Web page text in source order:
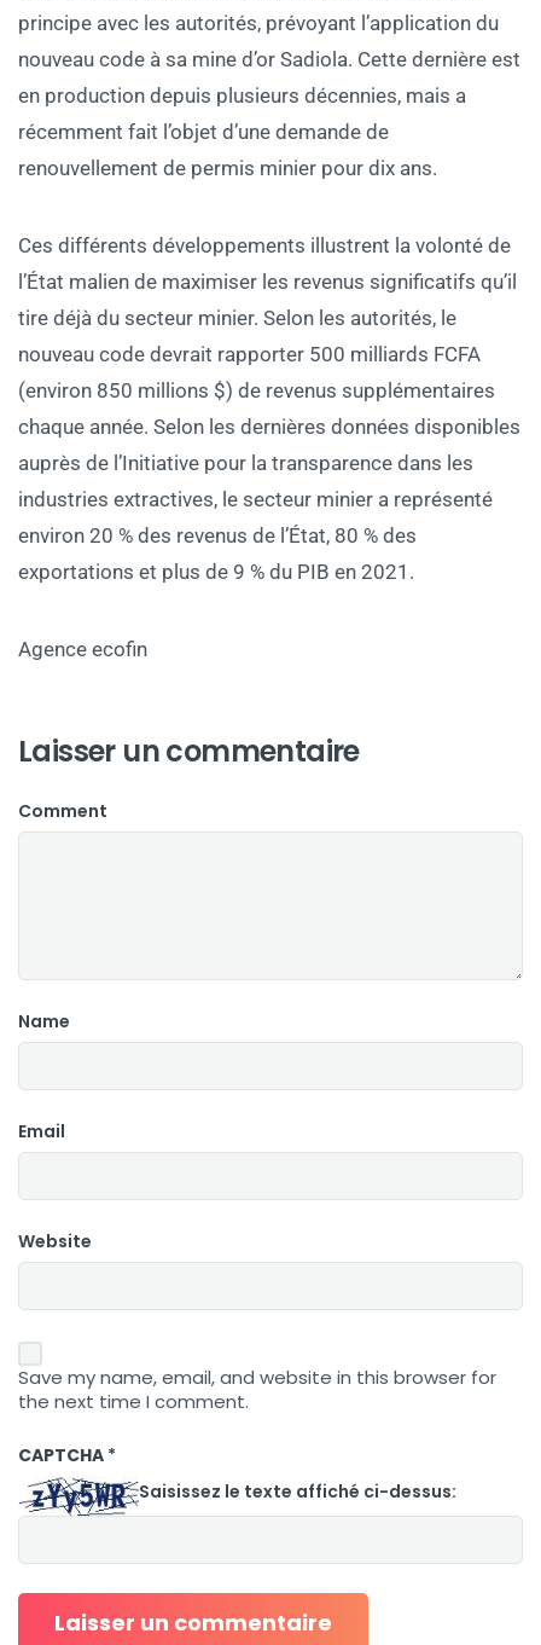
principe avec les autorités, prévoyant l’application du
nouveau code à sa mine d’or Sadiola. Cette dernière est
en production depuis plusieurs décennies, mais a
récemment fait l’objet d’une demande de
renouvellement de permis minier pour dix ans.
Ces différents développements illustrent la volonté de
l’État malien de maximiser les revenus significatifs qu’il
tire déjà du secteur minier. Selon les autorités, le
nouveau code devrait rapporter 500 milliards FCFA
(environ 850 millions $) de revenus supplémentaires
chaque année. Selon les dernières données disponibles
auprès de l’Initiative pour la transparence dans les
industries extractives, le secteur minier a représenté
environ 20 % des revenus de l’État, 80 % des
exportations et plus de 9 % du PIB en 2021.
Agence ecofin
Laisser un commentaire
Comment
Name
Email
Website
Save my name, email, and website in this browser for
the next time I comment.
CAPTCHA *
Saisissez le texte affiché ci-dessus: